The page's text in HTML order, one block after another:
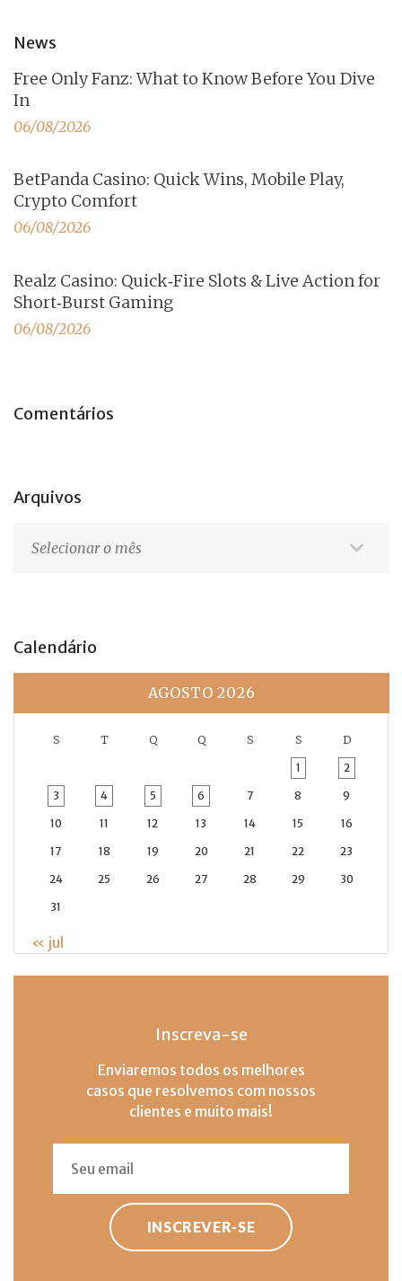
News
Free Only Fanz: What to Know Before You Dive
In
06/08/2026
BetPanda Casino: Quick Wins, Mobile Play,
Crypto Comfort
06/08/2026
Realz Casino: Quick‑Fire Slots & Live Action for
Short‑Burst Gaming
06/08/2026
Comentários
Arquivos
Calendário
AGOSTO 2026
S T Q Q S S D
1 2
3 4 5 6 7 8 9
10 11 12 13 14 15 16
17 18 19 20 21 22 23
24 25 26 27 28 29 30
31
« jul
Inscreva-se
Enviaremos todos os melhores
casos que resolvemos com nossos
clientes e muito mais!
INSCREVER-SE